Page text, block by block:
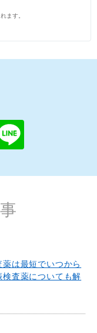
ます。
L
e
薬は最短でいつから
査薬についても解